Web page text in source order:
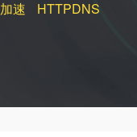
加速 HTTPDNS